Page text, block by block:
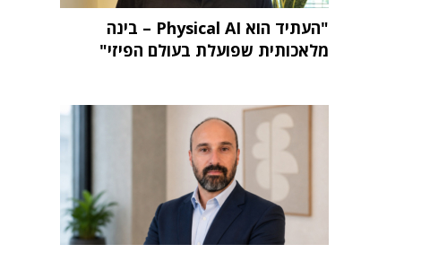
"העתיד הוא Physical AI – בינה
מלאכותית שפועלת בעולם הפיזי"